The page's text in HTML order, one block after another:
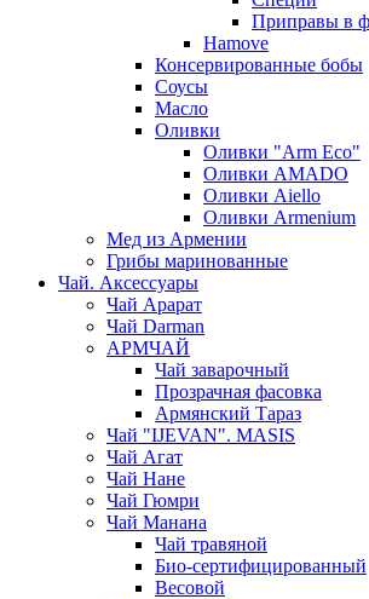
Приправы в
Hamove
Консервированные бобы
Соусы
Масло
Оливки
Оливки "Arm Eco"
Оливки AMADO
Оливки Aiello
Оливки Armenium
Мед из Армении
Грибы маринованные
Чай. Аксессуары
Чай Арарат
Чай Darman
АРМЧАЙ
Чай заварочный
Прозрачная фасовка
Армянский Тараз
Чай "IJEVAN". MASIS
Чай Агат
Чай Нане
Чай Гюмри
Чай Манана
Чай травяной
Био-сертифицированный
Весовой